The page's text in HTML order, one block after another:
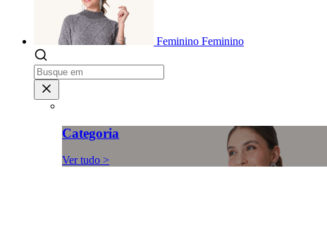
Feminino Feminino
Categoria
Ver tudo >